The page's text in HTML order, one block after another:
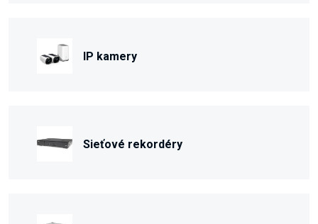
IP kamery
Sieťové rekordéry